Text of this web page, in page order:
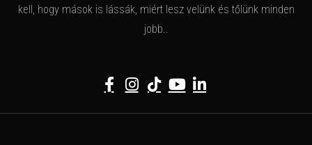
kell, hogy mások is lássák, miért lesz velünk és tőlünk minden
jobb..